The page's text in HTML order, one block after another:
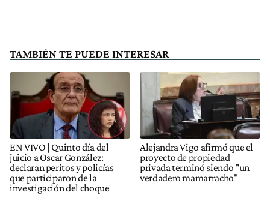
TAMBIÉN TE PUEDE INTERESAR
EN VIVO | Quinto día del
juicio a Oscar González:
declaran peritos y policías
que participaron de la
investigación del choque
Alejandra Vigo afirmó que el
proyecto de propiedad
privada terminó siendo "un
verdadero mamarracho"